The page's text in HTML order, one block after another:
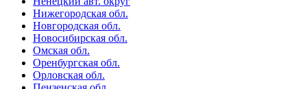
Нижегородская обл.
Новгородская обл.
Новосибирская обл.
Омская обл.
Оренбургская обл.
Орловская обл.